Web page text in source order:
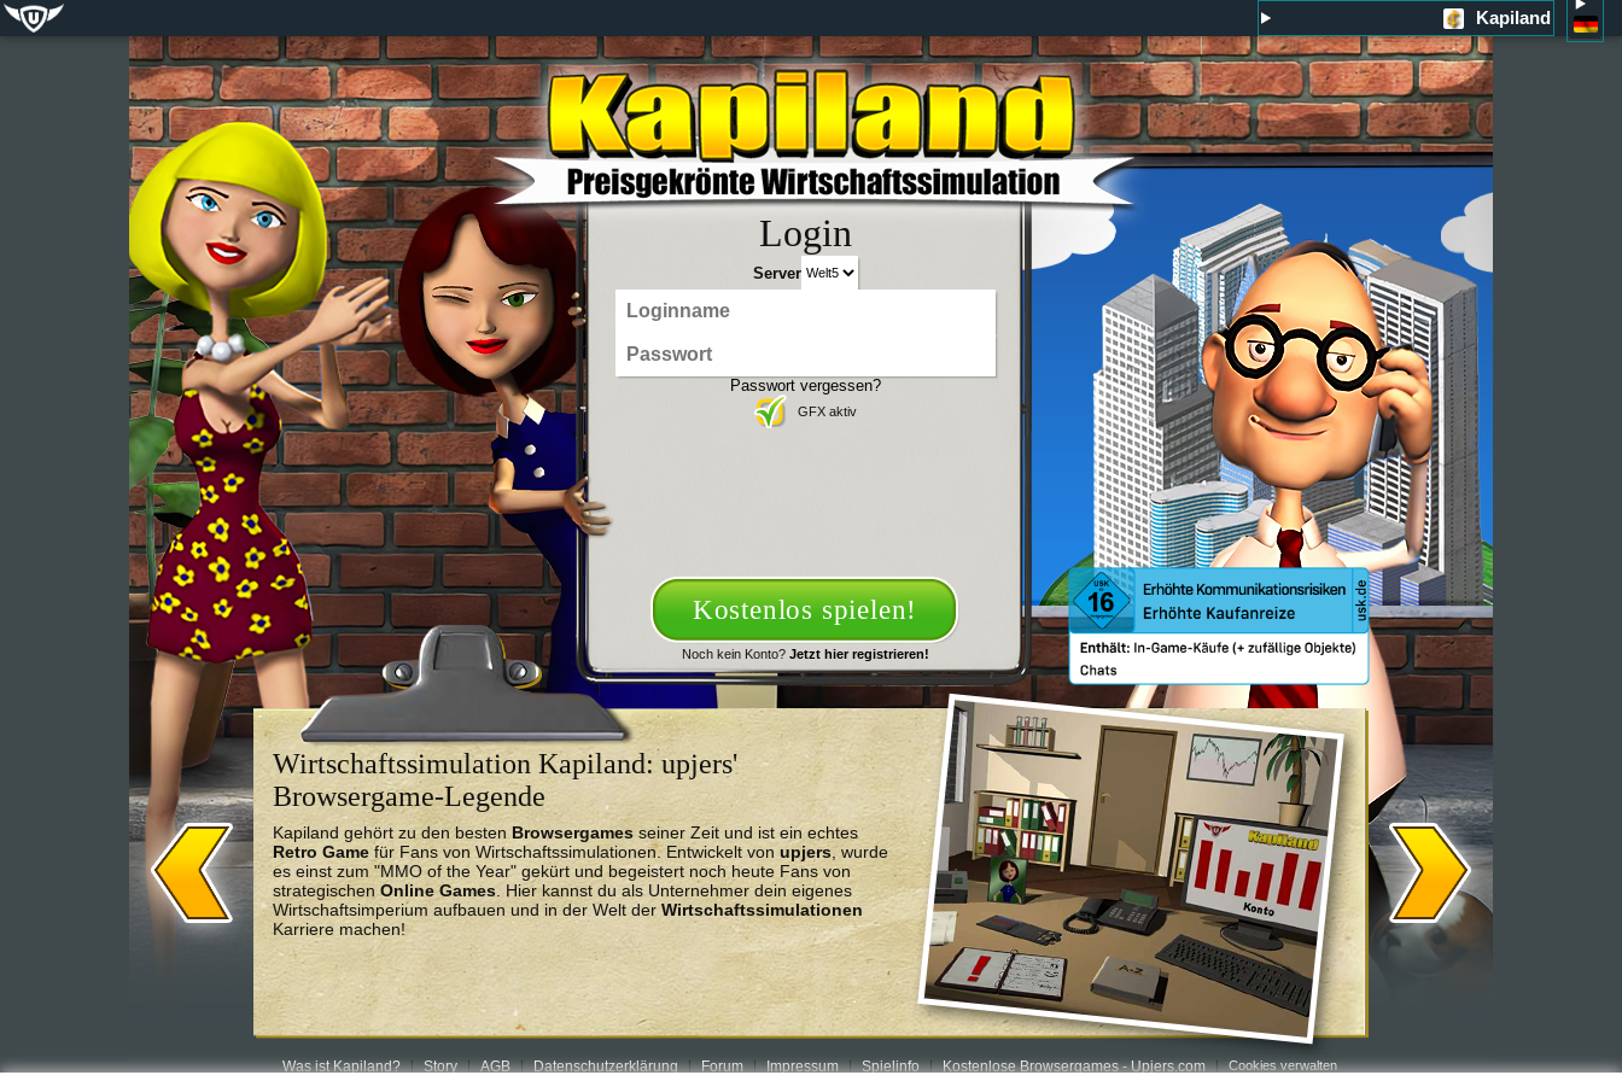
Kapiland
Login
Server
Passwort vergessen?
GFX aktiv
Kostenlos spielen!
Noch kein Konto? Jetzt hier registrieren!
Wirtschaftssimulation Kapiland: upjers'
Browsergame-Legende
Kapiland gehört zu den besten Browsergamesseiner Zeit und ist ein echtes
Retro Game für Fans von Wirtschaftssimulationen. Entwickelt von upjers, wurde
es einst zum "MMO of the Year" gekürt und begeistert noch heute Fans von
strategischenOnline Games. Hier kannst du als Unternehmer dein eigenes
Wirtschaftsimperium aufbauen und in der Welt der Wirtschaftssimulationen
Karriere machen!
Was ist Kapiland? Story AGB Datenschutzerklärung Forum Impressum Spielinfo Kostenlose Browsergames - Upjers.com Cookies verwalten